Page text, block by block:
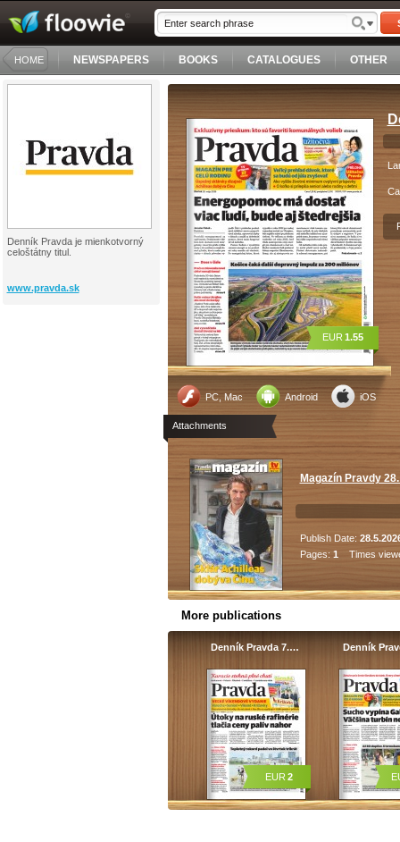
HOME NEWSPAPERS BOOKS CATALOGUES OTHER
Denník Pravda je mienkotvorný
celoštátny titul.
www.pravda.sk
PC, Mac Android iOS
EUR 1.55
Attachments
Magazín Pravdy
Publish Date:
Pages: 1 Times
More publications
Denník Pravda 7.…
EUR 2
Denník